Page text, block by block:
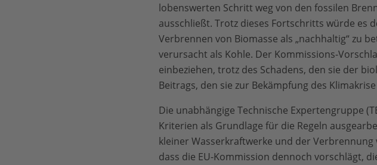
lobenswerten Schritt weg von den fossilen
ausschließt. Trotz dieses Fortschritts würde es
Verbrennen von Biomasse als „nachhaltig“ zu
verursacht als Kohle. Der Kommissions-
einbeziehen, trotz des Schadens, den sie der
Beitrags, den sie zur Bekämpfung des
Die unabhängige Technische Expertengruppe
Kriterien als Grundlage für die Regeln
kleiner Wasserkraftwerke und der
dass die EU-Kommission dennoch vorschlägt,